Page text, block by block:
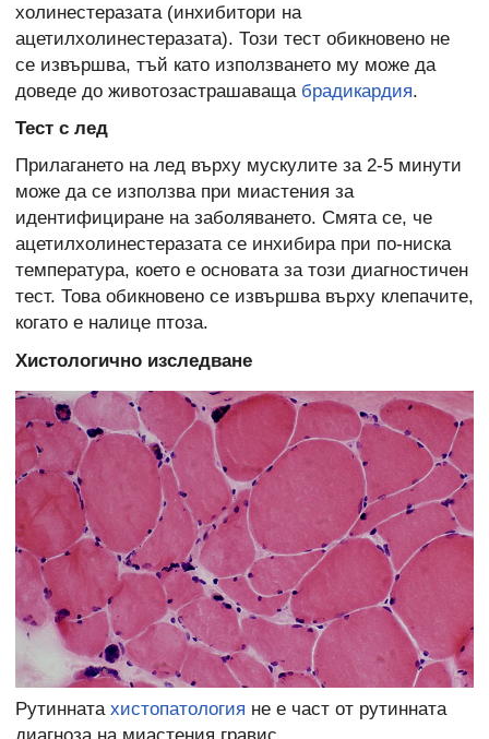
холинестеразата (инхибитори на
ацетилхолинестеразата). Този тест обикновено не
се извършва, тъй като използването му може да
доведе до животозастрашаваща брадикардия.
Тест с лед
Прилагането на лед върху мускулите за 2-5 минути
може да се използва при миастения за
идентифициране на заболяването. Смята се, че
ацетилхолинестеразата се инхибира при по-ниска
температура, което е основата за този диагностичен
тест. Това обикновено се извършва върху клепачите,
когато е налице птоза.
Хистологично изследване
Рутинната хистопатология не е част от рутинната